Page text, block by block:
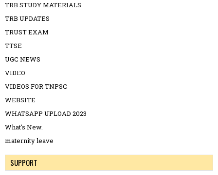
TRB STUDY MATERIALS
TRB UPDATES
TRUST EXAM
TTSE
UGC NEWS
VIDEO
VIDEOS FOR TNPSC
WEBSITE
WHATSAPP UPLOAD 2023
What's New.
maternity leave
SUPPORT